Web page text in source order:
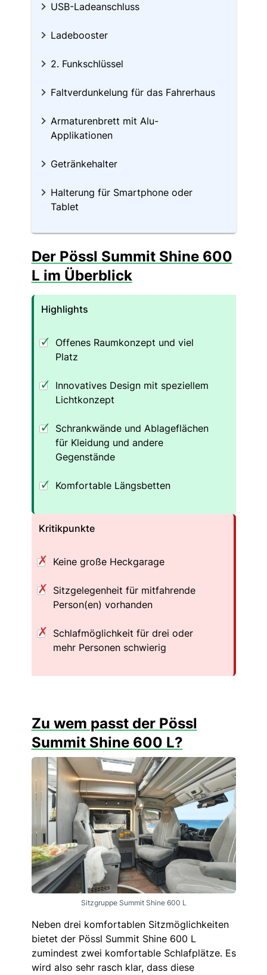
USB-Ladeanschluss
Ladebooster
2. Funkschlüssel
Faltverdunkelung für das Fahrerhaus
Armaturenbrett mit Alu-
Applikationen
Getränkehalter
Halterung für Smartphone oder
Tablet
Der Pössl Summit Shine 600
L im Überblick
Highlights
Offenes Raumkonzept und viel
Platz
Innovatives Design mit speziellem
Lichtkonzept
Schrankwände und Ablageflächen
für Kleidung und andere
Gegenstände
Komfortable Längsbetten
Kritikpunkte
Keine große Heckgarage
Sitzgelegenheit für mitfahrende
Person(en) vorhanden
Schlafmöglichkeit für drei oder
mehr Personen schwierig
Zu wem passt der Pössl
Summit Shine 600 L?
Sitzgruppe Summit Shine 600 L
Neben drei komfortablen Sitzmöglichkeiten
bietet der Pössl Summit Shine 600 L
zumindest zwei komfortable Schlafplätze. Es
wird also sehr rasch klar, dass diese